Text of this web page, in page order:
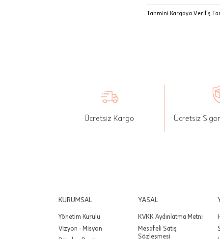
Tahmini Kargoya Veriliş
Ücretsiz Kargo Ücretsiz
KURUMSAL
Yönetim Kurulu
Vizyon - Misyon
YASAL
KVKK Aydınlatma Metni
Mesafeli Satış
Sözleşmesi
Önemli: